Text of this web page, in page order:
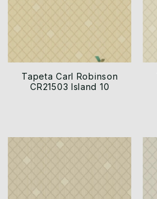
Tapeta Carl Robinson
CR21503 Island 10